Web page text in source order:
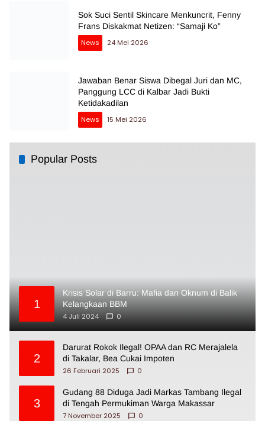
Sok Suci Sentil Skincare Menkuncrit, Fenny
Frans Diskakmat Netizen: “Samaji Ko”
News
24 Mei 2026
Jawaban Benar Siswa Dibegal Juri dan MC,
Panggung LCC di Kalbar Jadi Bukti
Ketidakadilan
News
15 Mei 2026
Popular Posts
1
Krisis Solar di Barru: Mafia dan Oknum di Balik
Kelangkaan BBM
4 Juli 2024
0
2
Darurat Rokok Ilegal! OPAA dan RC Merajalela
di Takalar, Bea Cukai Impoten
26 Februari 2025
0
3
Gudang 88 Diduga Jadi Markas Tambang Ilegal
di Tengah Permukiman Warga Makassar
7 November 2025
0